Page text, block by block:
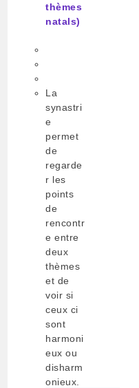
thèmes
natals)
La
synastri
e
permet
de
regarde
r les
points
de
rencontr
e entre
deux
thèmes
et de
voir si
ceux ci
sont
harmoni
eux ou
disharm
onieux.